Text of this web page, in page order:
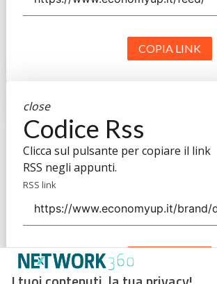
COPIA LINK
close
Codice Rss
Clicca sul pulsante per copiare il link
RSS negli appunti.
RSS link